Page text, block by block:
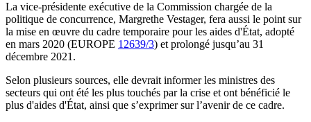
La vice-présidente exécutive de la Commission chargée de la
politique de concurrence, Margrethe Vestager, fera aussi le point sur
la mise en œuvre du cadre temporaire pour les aides d'État, adopté
en mars 2020 (EUROPE 12639/3) et prolongé jusqu’au 31
décembre 2021.
Selon plusieurs sources, elle devrait informer les ministres des
secteurs qui ont été les plus touchés par la crise et ont bénéficié le
plus d'aides d'État, ainsi que s’exprimer sur l’avenir de ce cadre.